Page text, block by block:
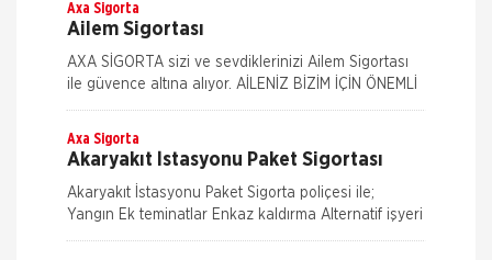
Axa Sigorta
Ailem Sigortası
AXA SİGORTA sizi ve sevdiklerinizi Ailem Sigortası
ile güvence altına alıyor. AİLENİZ BİZİM İÇİN ÖNEMLİ
AXA SİGORTA sizi ve/veya ailenizi, ferdi kaza
Axa Sigorta
Akaryakıt İstasyonu Paket Sigortası
Akaryakıt İstasyonu Paket Sigorta poliçesi ile;
Yangın Ek teminatlar Enkaz kaldırma Alternatif işyeri
masrafları İş durması Cam kırılması Grev, lokavt, halk